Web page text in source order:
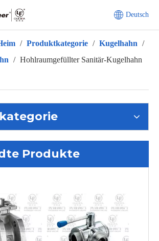
Deutsch
/ Produktkategorie / Kugelhahn /
/ Hohlraumgefüllter Sanitär-Kugelhahn
Produkte